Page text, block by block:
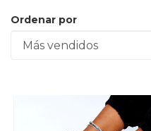
Ordenar por